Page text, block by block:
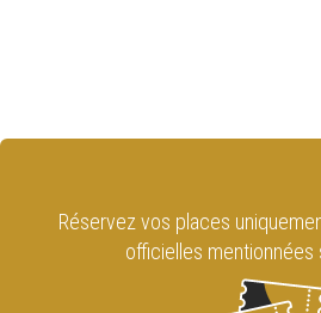
Réservez vos places
officielles mentionnées